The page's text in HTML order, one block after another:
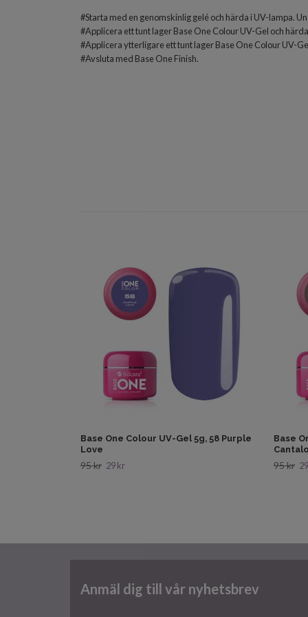
#Starta med en genomskinlig gelé och härda i UV-lampa.
#Applicera ett tunt lager Base One Colour UV-Gel och
#Applicera ytterligare ett tunt lager Base One Colour UV-
#Avsluta med Base One Finish.
Base One Colour UV-Gel 5g, 58 Purple
Love
95 kr 29 kr
Base
95 kr
Anmäl dig till vår nyhetsbrev